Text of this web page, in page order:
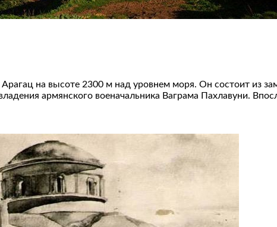
на высоте 2300 м над уровнем моря. Он состоит из
армянского военачальника Ваграма Пахлавуни.